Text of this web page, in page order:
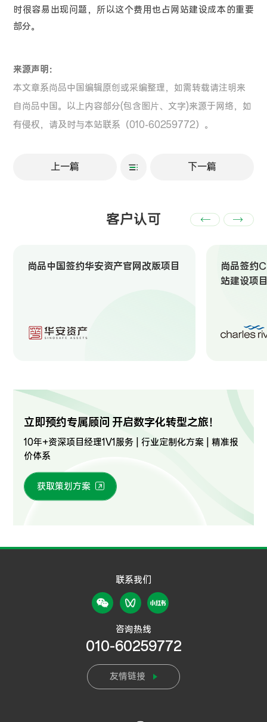
时很容易出现问题，所以这个费用也占网站建设成本的重要
部分。
来源声明：
本文章系尚品中国编辑原创或采编整理，如需转载请注明来
自尚品中国。以上内容部分(包含图片、文字)来源于网络，如
有侵权，请及时与本站联系（010-60259772）。
上一篇 下一篇
客户认可
尚品中国签约华安资产官网改版项目
尚品签约
站建设项
立即预约专属顾问 开启数字化转型之旅！
10年+资深项目经理1V1服务 | 行业定制化方案 | 精准报
价体系
获取策划方案
联系我们
咨询热线
010-60259772
友情链接